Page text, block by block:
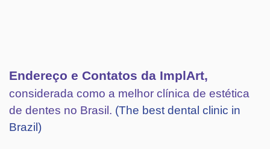
Endereço e Contatos da ImplArt,
considerada como a melhor clínica de estética
de dentes no Brasil. (The best dental clinic in
Brazil)